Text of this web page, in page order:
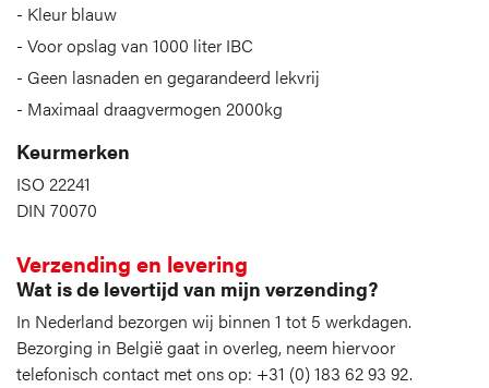
Kleur blauw
Voor opslag van 1000 liter IBC
Geen lasnaden en gegarandeerd lekvrij
Maximaal draagvermogen 2000kg
Keurmerken
ISO 22241
DIN 70070
Verzending en levering
Wat is de levertijd van mijn verzending?
In Nederland bezorgen wij binnen 1 tot 5 werkdagen.
Bezorging in België gaat in overleg, neem hiervoor
telefonisch contact met ons op: +31 (0) 183 62 93 92.